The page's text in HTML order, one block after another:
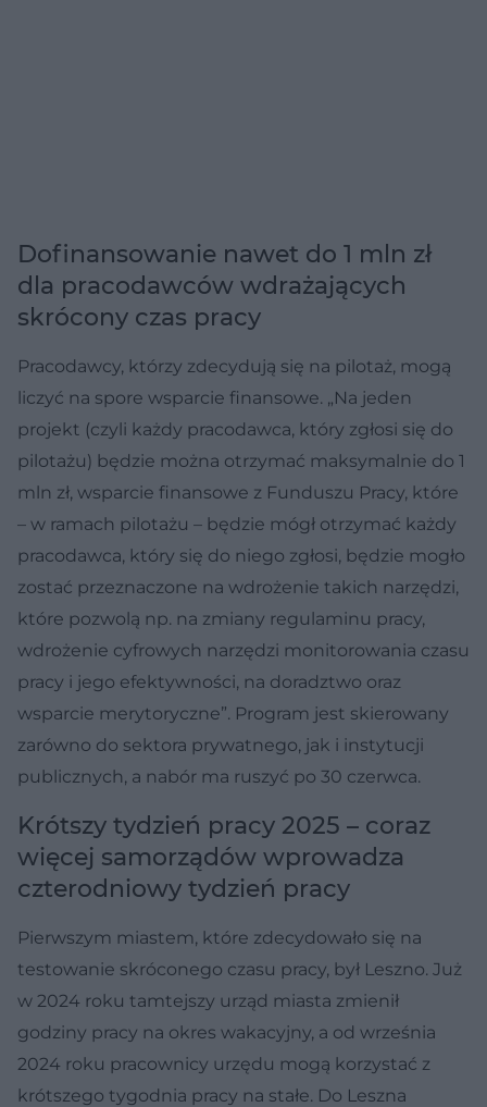
Dofinansowanie nawet do 1 mln zł
dla pracodawców wdrażających
skrócony czas pracy
Pracodawcy, którzy zdecydują się na pilotaż, mogą
liczyć na spore wsparcie finansowe. „Na jeden
projekt (czyli każdy pracodawca, który zgłosi się do
pilotażu) będzie można otrzymać maksymalnie do 1
mln zł, wsparcie finansowe z Funduszu Pracy, które
– w ramach pilotażu – będzie mógł otrzymać każdy
pracodawca, który się do niego zgłosi, będzie mogło
zostać przeznaczone na wdrożenie takich narzędzi,
które pozwolą np. na zmiany regulaminu pracy,
wdrożenie cyfrowych narzędzi monitorowania czasu
pracy i jego efektywności, na doradztwo oraz
wsparcie merytoryczne”. Program jest skierowany
zarówno do sektora prywatnego, jak i instytucji
publicznych, a nabór ma ruszyć po 30 czerwca.
Krótszy tydzień pracy 2025 – coraz
więcej samorządów wprowadza
czterodniowy tydzień pracy
Pierwszym miastem, które zdecydowało się na
testowanie skróconego czasu pracy, był Leszno. Już
w 2024 roku tamtejszy urząd miasta zmienił
godziny pracy na okres wakacyjny, a od września
2024 roku pracownicy urzędu mogą korzystać z
krótszego tygodnia pracy na stałe. Do Leszna